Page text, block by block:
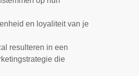
en loyaliteit van je
resulteren in een
die